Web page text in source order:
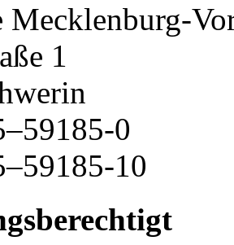
Mecklenburg-
1
0
10